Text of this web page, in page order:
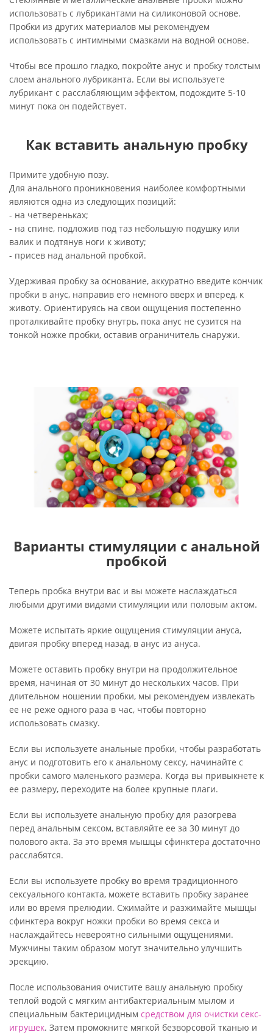
использовать с лубрикантами на силиконовой основе.
Пробки из других материалов мы рекомендуем
использовать с интимными смазками на водной основе.
Чтобы все прошло гладко, покройте анус и пробку толстым
слоем анального лубриканта. Если вы используете
лубрикант с расслабляющим эффектом, подождите 5-10
минут пока он подействует.
Как вставить анальную пробку
Примите удобную позу.
Для анального проникновения наиболее комфортными
являются одна из следующих позиций:
- на четвереньках;
- на спине, подложив под таз небольшую подушку или
валик и подтянув ноги к животу;
- присев над анальной пробкой.
Удерживая пробку за основание, аккуратно введите кончик
пробки в анус, направив его немного вверх и вперед, к
животу. Ориентируясь на свои ощущения постепенно
проталкивайте пробку внутрь, пока анус не сузится на
тонкой ножке пробки, оставив ограничитель снаружи.
Варианты стимуляции с анальной
пробкой
Теперь пробка внутри вас и вы можете наслаждаться
любыми другими видами стимуляции или половым актом.
Можете испытать яркие ощущения стимуляции ануса,
двигая пробку вперед назад, в анус из ануса.
Можете оставить пробку внутри на продолжительное
время, начиная от 30 минут до нескольких часов. При
длительном ношении пробки, мы рекомендуем извлекать
ее не реже одного раза в час, чтобы повторно
использовать смазку.
Если вы используете анальные пробки, чтобы разработать
анус и подготовить его к анальному сексу, начинайте с
пробки самого маленького размера. Когда вы привыкнете к
ее размеру, переходите на более крупные плаги.
Если вы используете анальную пробку для разогрева
перед анальным сексом, вставляйте ее за 30 минут до
полового акта. За это время мышцы сфинктера достаточно
расслабятся.
Если вы используете пробку во время традиционного
сексуального контакта, можете вставить пробку заранее
или во время прелюдии. Сжимайте и разжимайте мышцы
сфинктера вокруг ножки пробки во время секса и
наслаждайтесь невероятно сильными ощущениями.
Мужчины таким образом могут значительно улучшить
эрекцию.
После использования очистите вашу анальную пробку
теплой водой с мягким антибактериальным мылом и
специальным бактерицидным средством для очистки секс-
игрушек. Затем промокните мягкой безворсовой тканью и